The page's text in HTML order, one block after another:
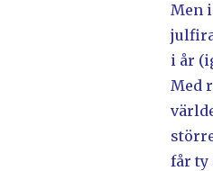
Men
i år
Med
får ty